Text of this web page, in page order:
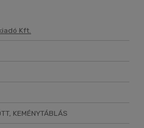
Kft.
KEMÉNYTÁBLÁS